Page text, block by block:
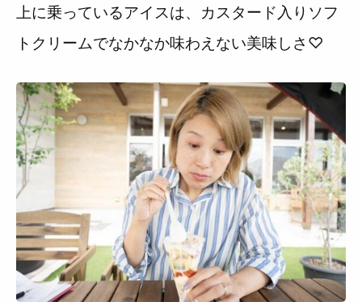
上に乗っているアイスは、カスタード入りソフ
トクリームでなかなか味わえない美味しさ♡